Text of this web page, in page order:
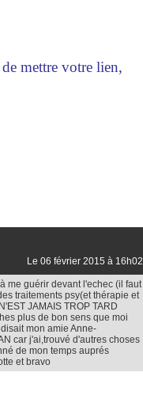
mettre votre lien,
Le 06 février 2015 à 16h02
me guérir devant l'echec (il faut
traitements psy(et thérapie et
JAMAIS TROP TARD
plus de bon sens que moi
mon amie Anne-
car j'ai,trouvé d'autres choses
de mon temps auprés
et bravo